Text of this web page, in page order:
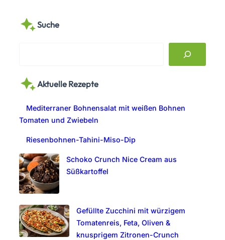
Suche
r
Aktuelle Rezepte
Mediterraner Bohnensalat mit weißen Bohnen
Tomaten und Zwiebeln
Riesenbohnen-Tahini-Miso-Dip
Schoko Crunch Nice Cream aus
Süßkartoffel
Gefüllte Zucchini mit würzigem
Tomatenreis, Feta, Oliven &
knusprigem Zitronen-Crunch